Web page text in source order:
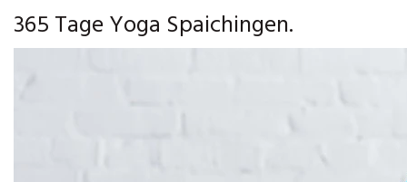
365 Tage Yoga Spaichingen.